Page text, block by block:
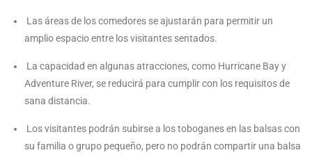
Las áreas de los comedores se ajustarán para permitir un
amplio espacio entre los visitantes sentados.
La capacidad en algunas atracciones, como Hurricane Bay y
Adventure River, se reducirá para cumplir con los requisitos de
sana distancia.
Los visitantes podrán subirse a los toboganes en las balsas con
su familia o grupo pequeño, pero no podrán compartir una balsa